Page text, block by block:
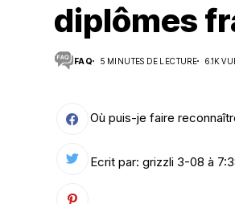
Suivi des démarches
Votre Profession/formation
diplômes
FAQ 5 MINUTES DE LECTURE 6.1K
Où puis-je faire
Ecrit par: grizzli 3-08 à